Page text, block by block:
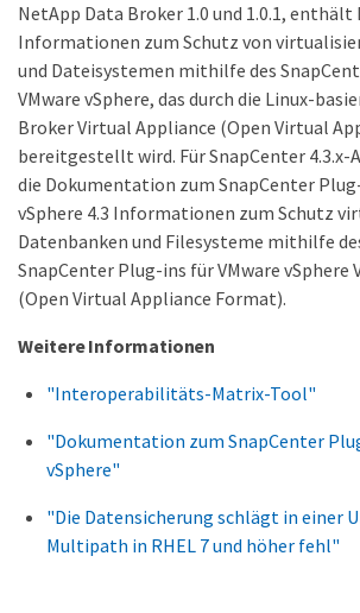
NetApp Data Broker 1.0 und 1.0.1,
Informationen zum Schutz von
und Dateisystemen mithilfe des
VMware vSphere, das durch die Linux-
Broker Virtual Appliance (Open Virtual
bereitgestellt wird. Für SnapCenter
die Dokumentation zum SnapCenter
vSphere 4.3 Informationen zum Schutz
Datenbanken und Filesysteme mithilfe
SnapCenter Plug-ins für VMware vSphere
(Open Virtual Appliance Format).
Weitere Informationen
"Interoperabilitäts-Matrix-Tool"
"Dokumentation zum SnapCenter
vSphere"
"Die Datensicherung schlägt in einer
Multipath in RHEL 7 und höher fehl"